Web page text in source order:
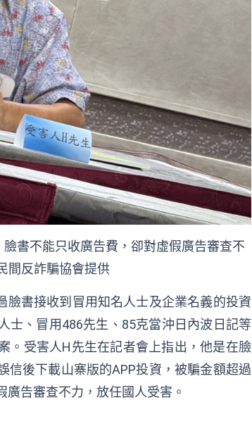
書不能只收廣告費，卻對虛假廣告審查不
間反詐騙協會提供
書接收到冒用知名人士及企業名義的投資
士、冒用486先生、85克當沖日內波日記等
。受害人H先生在記者會上指出，他是在臉
信後下載山寨版的APP投資，被騙金額超過
告審查不力，放任國人受害。